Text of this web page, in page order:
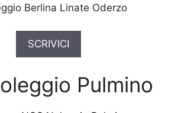
Berlina Linate Oderzo
SCRIVICI
Pulmino